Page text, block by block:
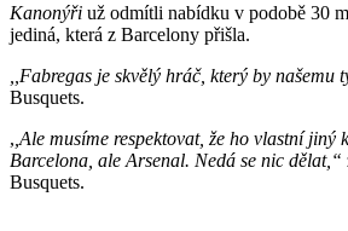
Kanonýři už odmítli nabídku v podobě 30
jediná, která z Barcelony přišla.
,,Fabregas je skvělý hráč, který by našemu
Busquets.
, ,Ale musíme respektovat, že ho vlastní jiný
Barcelona, ale Arsenal. Nedá se nic dělat,“
Busquets.